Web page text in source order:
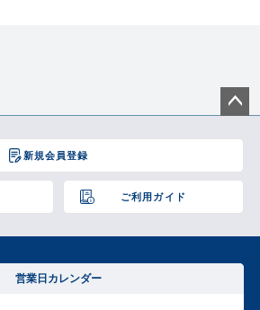
新規会員登録
ご利用ガイド
ジト
へ
営業日カレンダー